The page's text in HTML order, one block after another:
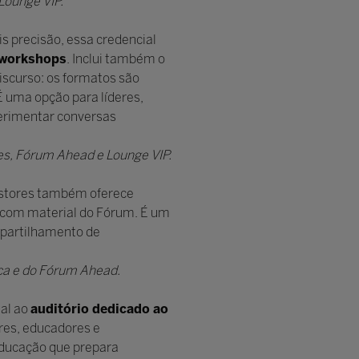
precisão, essa credencial
. Inclui também o
os formatos são
opção para líderes,
conversas
Fórum Ahead e Lounge VIP.
também oferece
material do Fórum. É um
de
e do Fórum Ahead.
aoauditório dedicado ao
educadores e
que prepara